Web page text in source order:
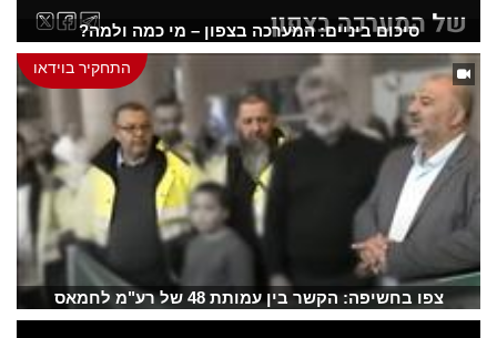
סיכום ביניים: המערכה בצפון – מי כמה ולמה?
התחקיר בוידאו
צפו בחשיפה: הקשר בין עמותת 48 של רע"מ לחמאס